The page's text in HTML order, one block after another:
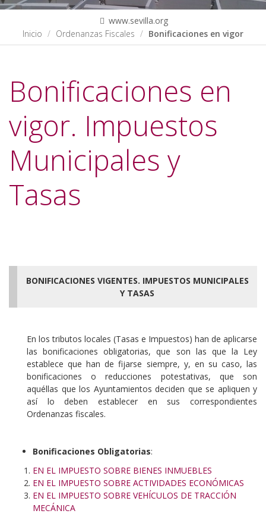
www.sevilla.org
Inicio
Ordenanzas Fiscales Bonificaciones en vigor
Bonificaciones en
vigor. Impuestos
Municipales y
Tasas
BONIFICACIONES VIGENTES. IMPUESTOS MUNICIPALES
Y TASAS
En los tributos locales (Tasas e Impuestos) han de aplicarse
las bonificaciones obligatorias, que son las que la Ley
establece que han de fijarse siempre, y, en su caso, las
bonificaciones o reducciones potestativas, que son
aquéllas que los Ayuntamientos deciden que se apliquen y
así lo deben establecer en sus correspondientes
Ordenanzas fiscales.
Bonificaciones Obligatorias:
EN EL IMPUESTO SOBRE BIENES INMUEBLES
EN EL IMPUESTO SOBRE ACTIVIDADES ECONÓMICAS
EN EL IMPUESTO SOBRE VEHÍCULOS DE TRACCIÓN
MECÁNICA